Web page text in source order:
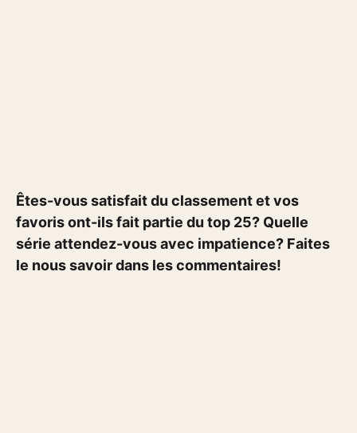
Êtes-vous satisfait du classement et vos
favoris ont-ils fait partie du top 25? Quelle
série attendez-vous avec impatience? Faites
le nous savoir dans les commentaires!